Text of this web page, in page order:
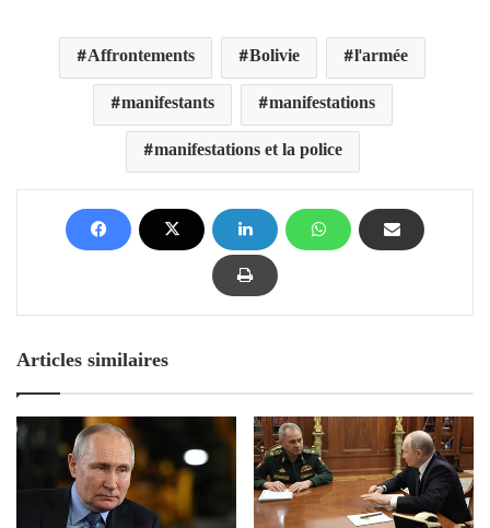
Affrontements Bolivie
l'armée
manifestants
manifestations
manifestations et la police
Articles similaires